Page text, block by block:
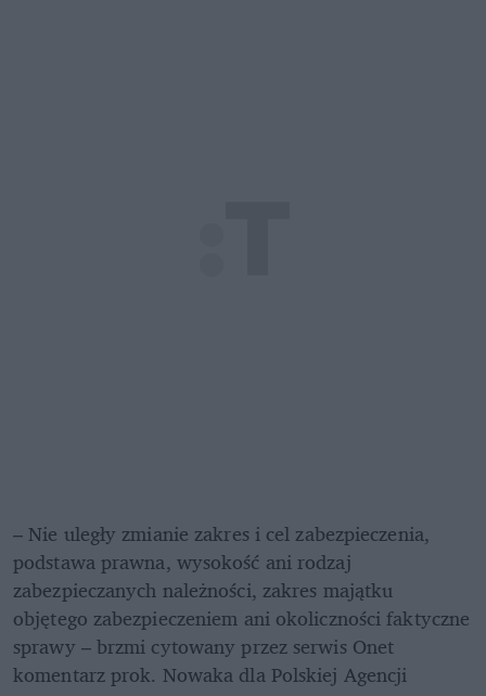
– Nie uległy zmianie zakres i cel zabezpieczenia,
podstawa prawna, wysokość ani rodzaj
zabezpieczanych należności, zakres majątku
objętego zabezpieczeniem ani okoliczności faktyczne
sprawy – brzmi cytowany przez serwis Onet
komentarz prok. Nowaka dla Polskiej Agencji